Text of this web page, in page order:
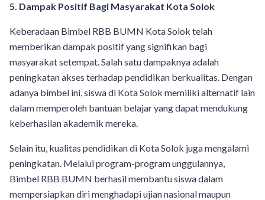
5. Dampak Positif Bagi Masyarakat Kota Solok
Keberadaan Bimbel RBB BUMN Kota Solok telah
memberikan dampak positif yang signifikan bagi
masyarakat setempat. Salah satu dampaknya adalah
peningkatan akses terhadap pendidikan berkualitas. Dengan
adanya bimbel ini, siswa di Kota Solok memiliki alternatif lain
dalam memperoleh bantuan belajar yang dapat mendukung
keberhasilan akademik mereka.
Selain itu, kualitas pendidikan di Kota Solok juga mengalami
peningkatan. Melalui program-program unggulannya,
Bimbel RBB BUMN berhasil membantu siswa dalam
mempersiapkan diri menghadapi ujian nasional maupun